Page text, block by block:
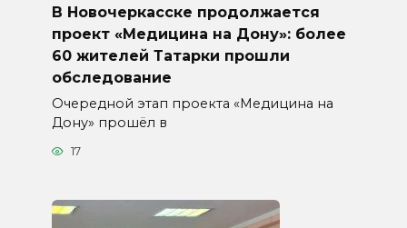
В Новочеркасске продолжается
проект «Медицина на Дону»: более
60 жителей Татарки прошли
обследование
Очередной этап проекта «Медицина на
Дону» прошёл в
17